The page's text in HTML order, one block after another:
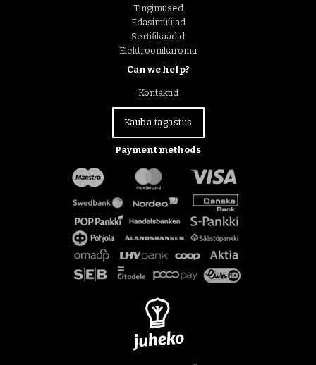
Tingimused
Edasimüüjad
Sertifikaadid
Elektroonikaromu
Can we help?
Kontaktid
Kauba tagastus
Payment methods